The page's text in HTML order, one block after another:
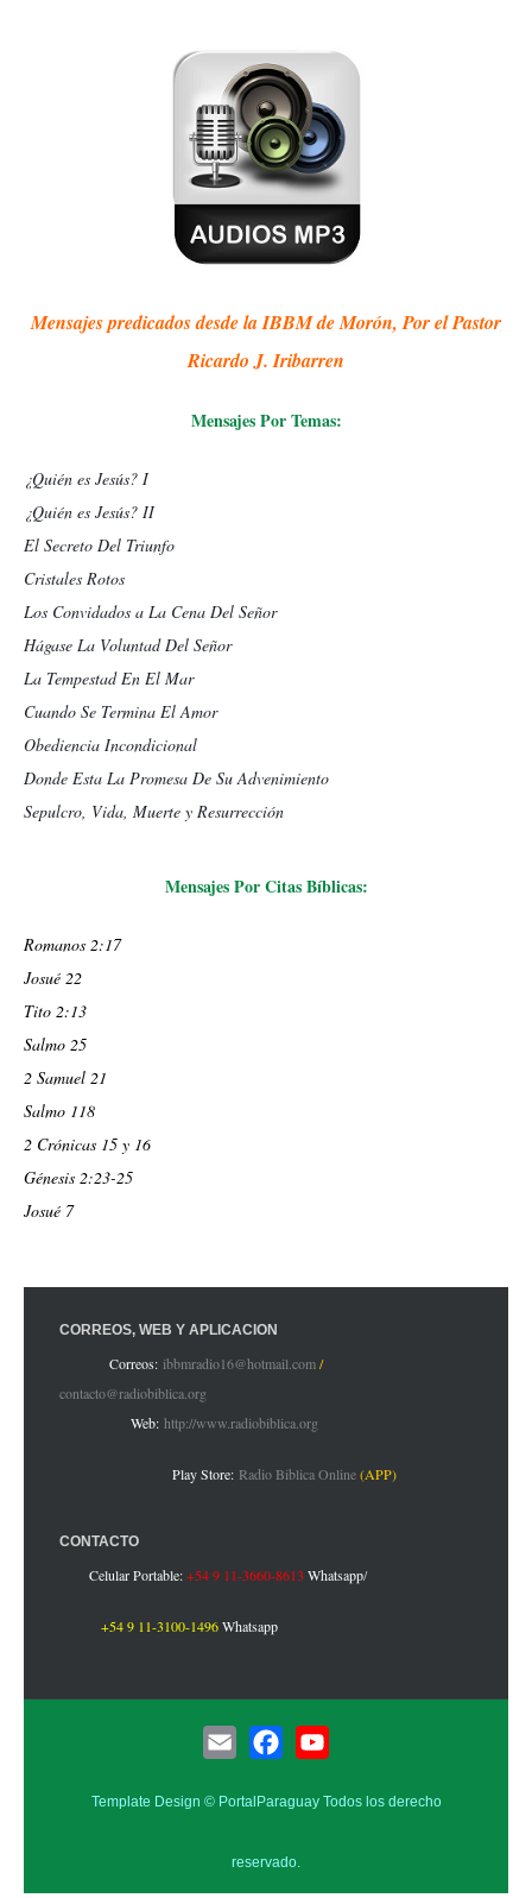
Mensajes predicados desde la IBBM de Morón, Por el Pastor
Ricardo J. Iribarren
Mensajes Por Temas:
¿Quién es Jesús? I
¿Quién es Jesús? II
El Secreto Del Triunfo
Cristales Rotos
Los Convidados a La Cena Del Señor
Hágase La Voluntad Del Señor
La Tempestad En El Mar
Cuando Se Termina El Amor
Obediencia Incondicional
Donde Esta La Promesa De Su Advenimiento
Sepulcro, Vida, Muerte y Resurrección
Mensajes Por Citas Bíblicas:
Romanos 2:17
Josué 22
Tito 2:13
Salmo 25
2 Samuel 21
Salmo 118
2 Crónicas 15 y 16
Génesis 2:23-25
Josué 7
CORREOS, WEB Y APLICACIÓN
Correos: ibbmradio16@hotmail.com/
contacto@radiobiblica.org
Web: http://www.radiobiblica.org
Play Store: Radio Biblica Online(APP)
CONTACTO
Celular Portable:+54 9 11-3660-8613 Whatsapp/
+54 9 11-3100-1496Whatsapp
m
a
o
Template Design © PortalParaguayTodos los derecho
reservado.